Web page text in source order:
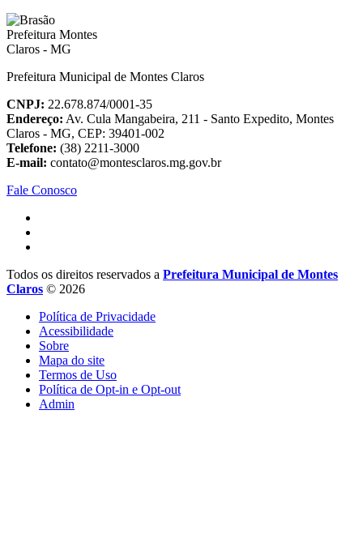
Prefeitura Municipal de Montes Claros
CNPJ: 22.678.874/0001-35
Endereço: Av. Cula Mangabeira, 211 - Santo Expedito, Montes
Claros - MG, CEP: 39401-002
Telefone: (38) 2211-3000
E-mail: contato@montesclaros.mg.gov.br
Fale Conosco
Todos os direitos reservados a Prefeitura Municipal de Montes
Claros © 2026
Política de Privacidade
Acessibilidade
Sobre
Mapa do site
Termos de Uso
Política de Opt-in e Opt-out
Admin